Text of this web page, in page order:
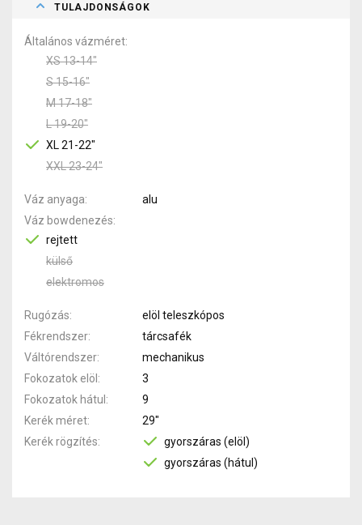
TULAJDONSÁGOK
Általános vázméret
XS 13-14"
S 15-16"
M 17-18"
L 19-20"
XL 21-22"
XXL 23-24"
Váz anyaga
alu
Váz bowdenezés
rejtett
külső
elektromos
Rugózás
elöl teleszkópos
Fékrendszer
tárcsafék
Váltórendszer
mechanikus
Fokozatok elöl
3
Fokozatok hátul
9
Kerék méret
29"
Kerék rögzítés
gyorszáras (elöl)
gyorszáras (hátul)